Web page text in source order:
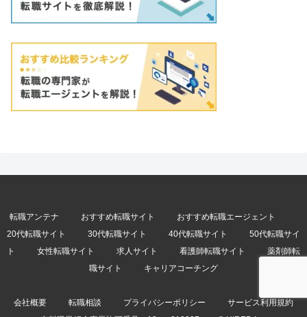
転職アンテナ おすすめ転職サイト
おすすめ転職エージェント
20代転職サイト
30代転職サイト 40代転職サイト
50代転職サイ
ト
女性転職サイト 求人サイト 看護師転職サイト
薬剤師転
職サイト
キャリアコーチング
会社概要 転職相談 プライバシーポリシー
サービス利用規約